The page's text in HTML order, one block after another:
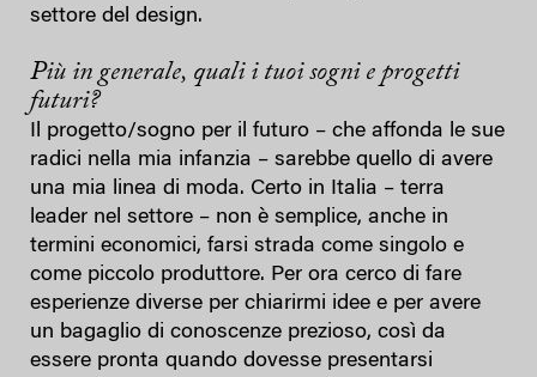
settore del design.
Più in generale, quali i tuoi sogni e progetti
futuri?
Il progetto/sogno per il futuro – che affonda le sue
radici nella mia infanzia – sarebbe quello di avere
una mia linea di moda. Certo in Italia – terra
leader nel settore – non è semplice, anche in
termini economici, farsi strada come singolo e
come piccolo produttore. Per ora cerco di fare
esperienze diverse per chiarirmi idee e per avere
un bagaglio di conoscenze prezioso, così da
essere pronta quando dovesse presentarsi